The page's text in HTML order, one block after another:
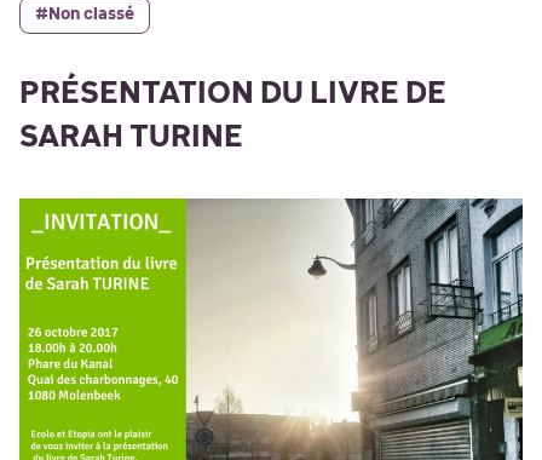
#Non classé
PRÉSENTATION DU LIVRE DE
SARAH TURINE